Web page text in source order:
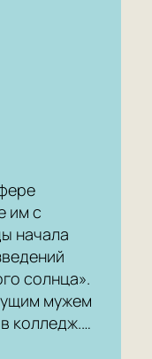
им с
начала
солнца».
мужем
колледж.…